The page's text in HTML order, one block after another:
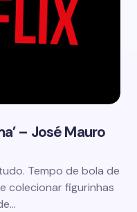
– José Mauro
Tempo de bola de
colecionar figurinhas